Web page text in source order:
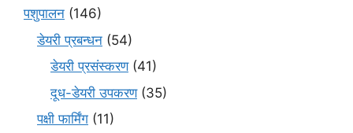
पशुपालन (146)
डेयरी प्रबन्धन (54)
डेयरी प्रसंस्करण(41)
दूध-डेयरी उपकरण(35)
पक्षी फार्मिंग (11)